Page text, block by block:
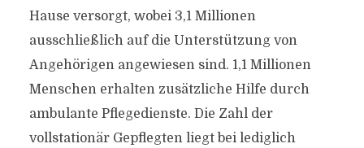
Hause versorgt, wobei 3,1 Millionen
ausschließlich auf die Unterstützung von
Angehörigen angewiesen sind. 1,1 Millionen
Menschen erhalten zusätzliche Hilfe durch
ambulante Pflegedienste. Die Zahl der
vollstationär Gepflegten liegt bei lediglich